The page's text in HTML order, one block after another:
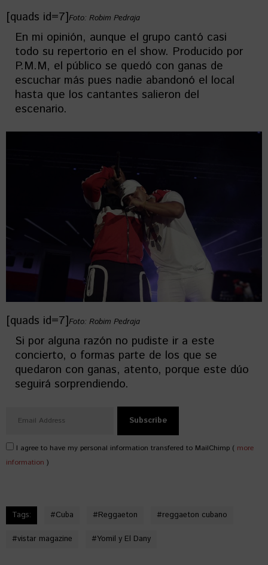
[quads id=7]Foto: Robim Pedraja
En mi opinión, aunque el grupo cantó casi
todo su repertorio en el show. Producido por
P.M.M, el público se quedó con ganas de
escuchar más pues nadie abandonó el local
hasta que los cantantes salieron del
escenario.
[quads id=7]Foto: Robim Pedraja
Si por alguna razón no pudiste ir a este
concierto, o formas parte de los que se
quedaron con ganas, atento, porque este dúo
seguirá sorprendiendo.
I agree to have my personal information transfered to MailChimp ( more
information )
Tags: #Cuba #Reggaeton #reggaeton cubano
#vistar magazine #Yomil y El Dany